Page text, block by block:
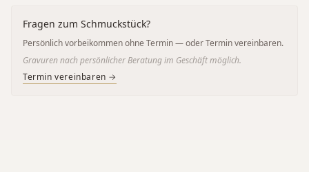
Fragen zum Schmuckstück?
Persönlich vorbeikommen ohne Termin — oder Termin vereinbaren.
Gravuren nach persönlicher Beratung im Geschäft möglich.
Termin vereinbaren →